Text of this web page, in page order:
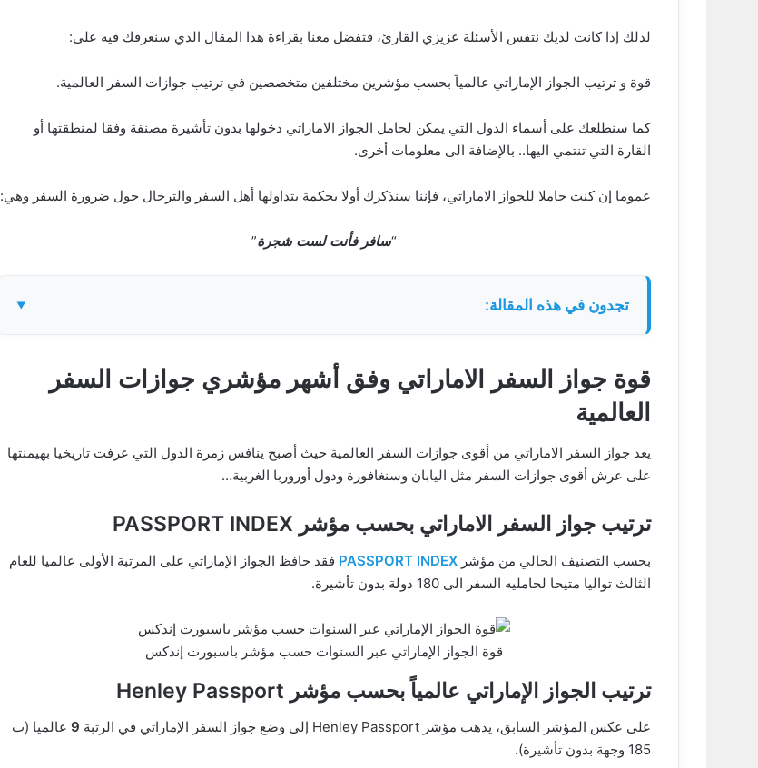
لذلك إذا كانت لديك نتفس الأسئلة عزيزي القارئ، فتفضل معنا بقراءة هذا المقال الذي سنعرفك فيه على:
قوة و ترتيب الجواز الإماراتي عالمياً بحسب مؤشرين مختلفين متخصصين في ترتيب جوازات السفر العالمية.
كما سنطلعك على أسماء الدول التي يمكن لحامل الجواز الاماراتي دخولها بدون تأشيرة مصنفة وفقا لمنطقتها أو
القارة التي تنتمي اليها.. بالإضافة الى معلومات أخرى.
عموما إن كنت حاملا للجواز الاماراتي، فإننا سنذكرك أولا بحكمة يتداولها أهل السفر والترحال حول ضرورة السفر وهي:
“سافر فأنت لست شجرة”
تجدون في هذه المقالة:
قوة جواز السفر الاماراتي وفق أشهر مؤشري جوازات السفر
العالمية
يعد جواز السفر الاماراتي من أقوى جوازات السفر العالمية حيث أصبح ينافس زمرة الدول التي عرفت تاريخيا بهيمنتها
على عرش أقوى جوازات السفر مثل اليابان وسنغافورة ودول أوروربا الغربية…
ترتيب جواز السفر الاماراتي بحسب مؤشر PASSPORT INDEX
بحسب التصنيف الحالي من مؤشر PASSPORT INDEX فقد حافظ الجواز الإماراتي على المرتبة الأولى عالميا للعام
الثالث تواليا متيحا لحامليه السفر الى 180 دولة بدون تأشيرة.
قوة الجواز الإماراتي عبر السنوات حسب مؤشر باسبورت إندكس
ترتيب الجواز الإماراتي عالمياً بحسب مؤشر Henley Passport
على عكس المؤشر السابق، يذهب مؤشر Henley Passport إلى وضع جواز السفر الإماراتي في الرتبة 9 عالميا (ب
185 وجهة بدون تأشيرة).